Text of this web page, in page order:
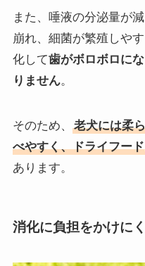
また、唾液の分泌量が
崩れ、細菌が繁殖しや
化して歯がボロボロに
りません。
そのため、
老犬には柔
べやすく、ドライフー
あります。
消化に負担をかけに